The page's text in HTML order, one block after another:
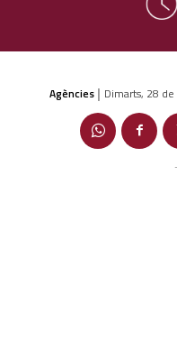
Agències | Dimarts, 28